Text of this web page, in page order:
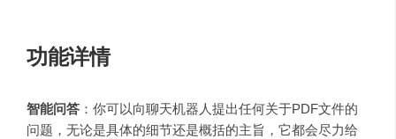
功能详情
智能问答 ： 你可以向聊天机器人提出任何关于PDF文件的
问题，无论是具体的细节还是概括的主旨，它都会尽力给